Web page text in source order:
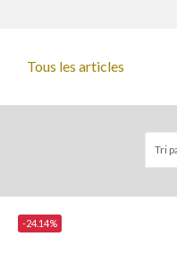
Tous les articles
-24.14%